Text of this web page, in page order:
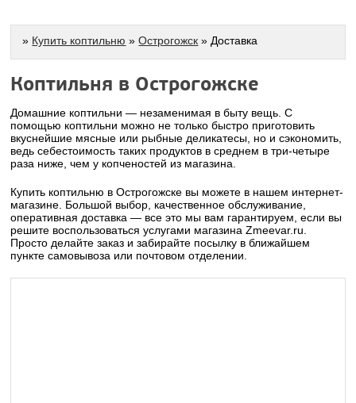
» Купить коптильню »Острогожск » Доставка
Коптильня в Острогожске
Домашние коптильни — незаменимая в быту вещь. С
помощью коптильни можно не только быстро приготовить
вкуснейшие мясные или рыбные деликатесы, но и сэкономить,
ведь себестоимость таких продуктов в среднем в три-четыре
раза ниже, чем у копченостей из магазина.
Купить коптильню в Острогожске вы можете в нашем интернет-
магазине. Большой выбор, качественное обслуживание,
оперативная доставка — все это мы вам гарантируем, если вы
решите воспользоваться услугами магазина Zmeevar.ru.
Просто делайте заказ и забирайте посылку в ближайшем
пункте самовывоза или почтовом отделении.